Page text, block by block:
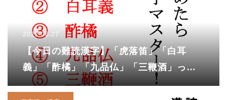
2022.06.27
【今日の難読漢字】「虎落笛」「白耳
義」「酢橘」「九品仏」「三鞭酒」って
なんて読む？